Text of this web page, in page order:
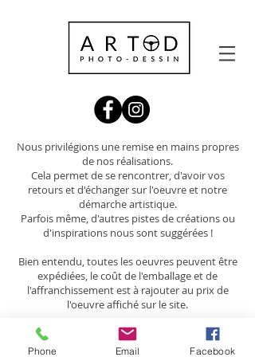
Nous privilégions une remise en mains propres
de nos réalisations.
Cela permet de se rencontrer, d'avoir vos
retours et d'échanger sur l'oeuvre et notre
démarche artistique.
Parfois même, d'autres pistes de créations ou
d'inspirations nous sont suggérées !
Bien entendu, toutes les oeuvres peuvent être
expédiées, le coût de l'emballage et de
l'affranchissement est à rajouter au prix de
l'oeuvre affiché sur le site.
Contactez nous directement
© ARTOD 2019
contact@artod.fr-06 88 36 06 87
Phone Email Facebook